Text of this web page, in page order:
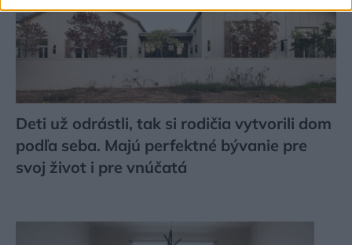
Deti už odrástli, tak si rodičia vytvorili dom
podľa seba. Majú perfektné bývanie pre
svoj život i pre vnúčatá